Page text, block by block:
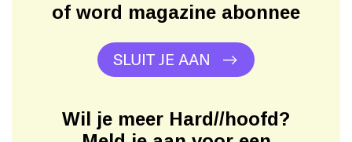
of word magazine abonnee
SLUIT JE AAN
Wil je meer Hard//hoofd?